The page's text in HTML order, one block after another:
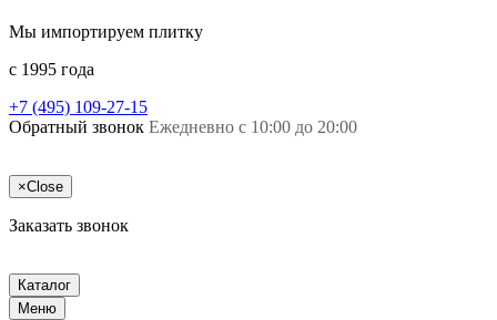
Мы импортируем плитку
c 1995 года
+7 (495) 109-27-15
Обратный звонок Ежедневно с 10:00 до 20:00
×Close
Заказать звонок
Каталог
Меню